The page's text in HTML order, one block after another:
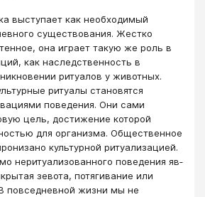
выступает как необходимый
существования. Жестко
она играет такую же роль в
как наследственность в
ритуалов у животных.
ритуалы становятся
поведения. Они сами
цель, достижение которой
для организма. Общественное
культурной ритуализацией.
неритуализованного поведения яв­
зевота, потягивание или
повседневной жизни мы не